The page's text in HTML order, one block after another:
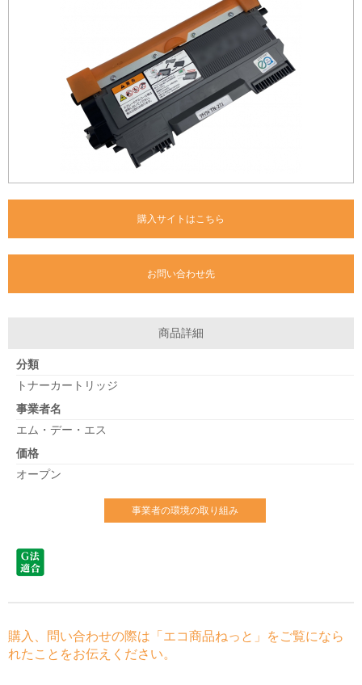
購入サイトはこちら
お問い合わせ先
商品詳細
分類
トナーカートリッジ
事業者名
エム・デー・エス
価格
オープン
事業者の環境の取り組み
購入、問い合わせの際は「エコ商品ねっと」をご覧になら
れたことをお伝えください。